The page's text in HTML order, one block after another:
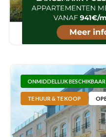
ONMIDDELLIJK BESCHIKBAAR
TE HUUR & TE KOOP